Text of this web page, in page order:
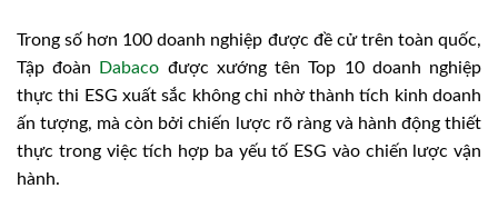
Trong số hơn 100 doanh nghiệp được đề cử trên toàn quốc,
Tập đoàn
Dabaco được xướng tên Top 10 doanh nghiệp
thực thi ESG xuất sắc không chỉ nhờ thành tích kinh doanh
ấn tượng, mà còn bởi chiến lược rõ ràng và hành động thiết
thực trong việc tích hợp ba yếu tố ESG vào chiến lược vận
hành.